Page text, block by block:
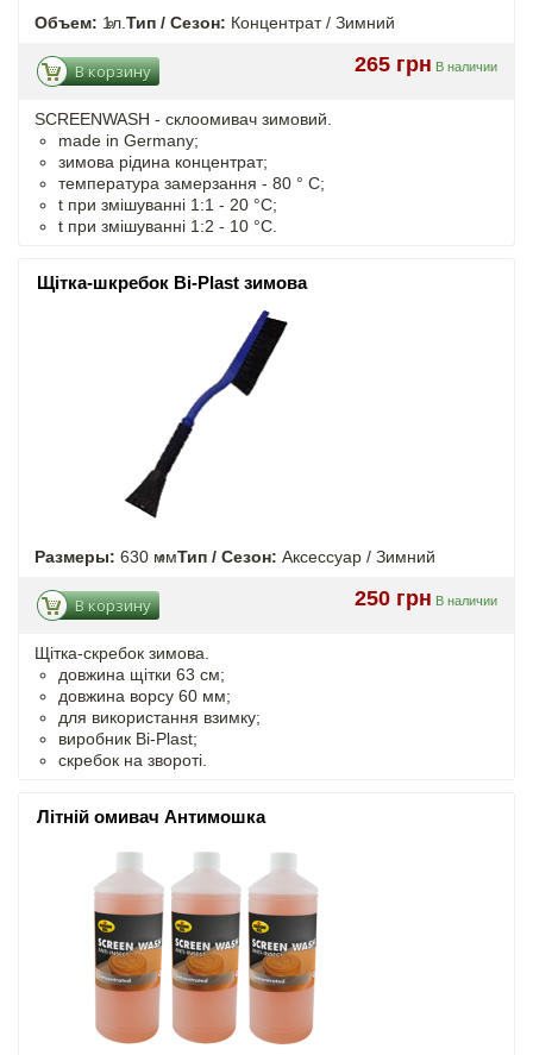
Объем: 1л. Тип / Сезон: Концентрат / Зимний
265 грн В наличии
В корзину
SCREENWASH - cклоомивач зимовий.
made in Germany;
зимова рідина концентрат;
температура замерзання - 80 ° C;
t при змішуванні 1:1 - 20 °C;
t при змішуванні 1:2 - 10 °C.
Щітка-шкребок Bi-Plast зимова
Размеры: 630 ммТип / Сезон: Аксессуар / Зимний
250 грн В наличии
В корзину
Щітка-скребок зимова.
довжина щітки 63 см;
довжина ворсу 60 мм;
для використання взимку;
виробник Bi-Plast;
скребок на звороті.
Літній омивач Антимошка